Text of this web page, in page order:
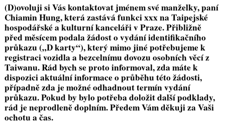
(D)ovoluji si Vás kontaktovat jménem své manželky, paní
Chiamin Hung, která zastává funkci xxx na Taipejské
hospodářské a kulturní kanceláři v Praze. Přibližně
před měsícem podala žádost o vydání identifikačního
průkazu („D karty“), který mimo jiné potřebujeme k
registraci vozidla a bezcelnímu dovozu osobních věcí z
Taiwanu. Rád bych se proto informoval, zda máte k
dispozici aktuální informace o průběhu této žádosti,
případně zda je možné odhadnout termín vydání
průkazu. Pokud by bylo potřeba doložit další podklady,
rád je neprodleně doplním. Předem Vám děkuji za Vaši
ochotu a čas.